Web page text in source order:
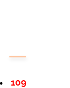
109